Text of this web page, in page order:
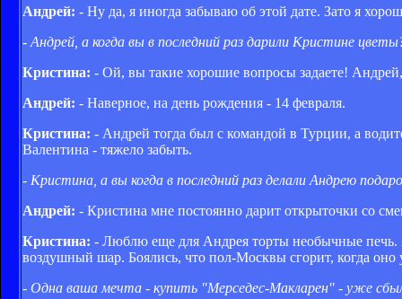
Андрей: - Ну да, я иногда забываю об этой дате. Зато я
- Андрей, а когда вы в последний раз дарили Кристине
Кристина: - Ой, вы такие хорошие вопросы задаете!
Андрей: - Наверное, на день рождения - 14 февраля.
Кристина: - Андрей тогда был с командой в Турции, а
Валентина - тяжело забыть.
- Кристина, а вы когда в последний раз делали Андрею
Андрей: - Кристина мне постоянно дарит открыточки со
Кристина: - Люблю еще для Андрея торты необычные печь.
воздушный шар. Боялись, что пол-Москвы сгорит, когда оно
- Одна ваша мечта - купить "Мерседес-Макларен" - уже